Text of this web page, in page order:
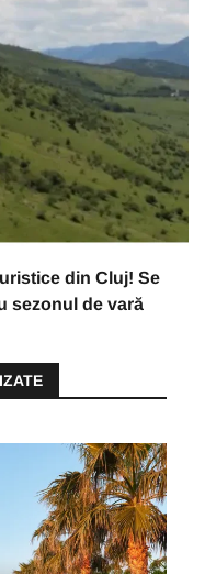
din Cluj! Se
sezonul de vară